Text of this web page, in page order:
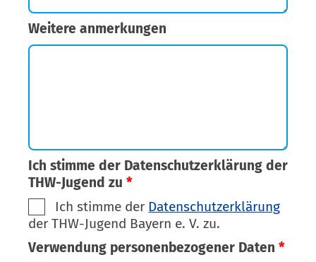
Weitere anmerkungen
Ich stimme der Datenschutzerklärung der
THW-Jugend zu *
Ich stimme der Datenschutzerklärung
der THW-Jugend Bayern e. V. zu.
Verwendung personenbezogener Daten *